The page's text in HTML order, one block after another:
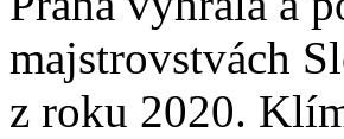
majstrovstvách
z roku 2020.